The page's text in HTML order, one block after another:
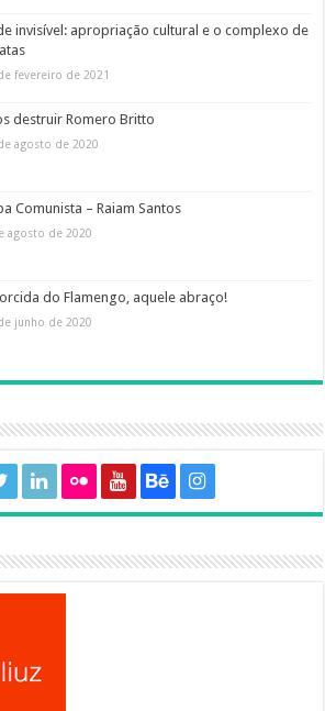
invisível: apropriação cultural e o complexo de
fevereiro de 2021
destruir Romero Britto
agosto de 2020
Comunista – Raiam Santos
agosto de 2020
do Flamengo, aquele abraço!
junho de 2020